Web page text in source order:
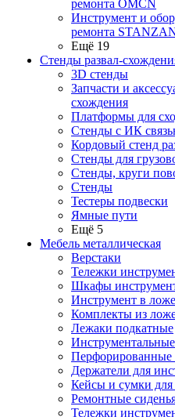
ремонта OMCN
Инструмент и
ремонта
Ещё 19
Стенды развал-
3D стенды
Запчасти и
схождения
Платформы для
Стенды с ИК
Кордовый стенд
Стенды для
Стенды, круги
Стенды
Тестеры подвески
Ямные пути
Ещё 5
Мебель металлическая
Верстаки
Тележки
Шкафы
Инструмент в
Комплекты из
Лежаки подкатные
Перфорированные
Держатели для
Кейсы и сумки для
Ремонтные
Тележки